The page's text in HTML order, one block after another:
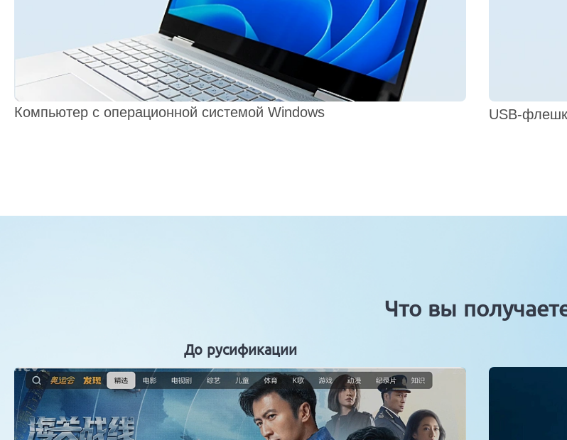
Компьютер с операционной системой Windows USB-
Что вы
До русификации